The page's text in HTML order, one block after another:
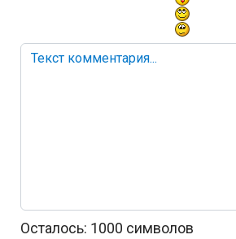
Осталось: 1000 символов